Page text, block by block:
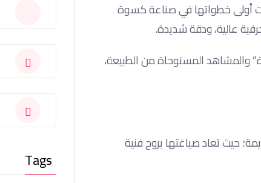
أولى خطواتها في صناعة كسوة
عالية، ودقة شديدة.
والمشاهد المستوحاة من الطبيعة،
حيث تعاد صياغتها بروح فنية
Tags